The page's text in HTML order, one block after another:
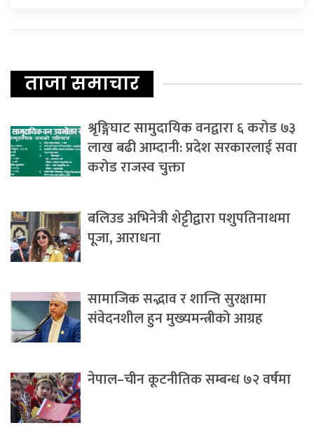
ताजा समाचार
श्रृङ्गिघाट सामुदायिक वनद्वारा ६ करोड ७३
लाख बढी आम्दानी: प्रदेश सरकारलाई सवा
करोड राजस्व चुक्ता
बलिउड अभिनेत्री शेट्टीद्वारा पशुपतिनाथमा
पूजा, आराधना
सामाजिक सद्भाव र शान्ति सुरक्षामा
संवेदनशील हुन मुख्यमन्त्रीको आग्रह
नेपाल–चीन कूटनीतिक सम्बन्ध ७२ वर्षमा